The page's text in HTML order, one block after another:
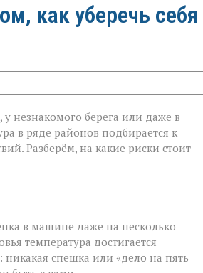
как уберечь себя
у незнакомого берега или даже в
в ряде районов подбирается к
Разберём, на какие риски стоит
в машине даже на несколько
температура достигается
спешка или «дело на пять